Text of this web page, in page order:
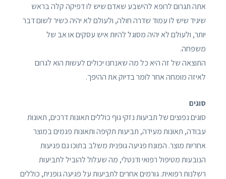
אתה תגרום לרופא להישבע שאדם שיש לו דפיקה קלה בראש
שיגיד שיש לו עמוד שדרה חולה, ולעולם לא יהיה כשיר לשום דבר
יותר, ולעולם לא יהיה מסוגל להיות איש עסקים או אב של
משפחה.
התוצאה של זה היא כל מה שאנחנו יכולים לעשות הוא לגרום
לאיזה מומחה אחר לומר בדיוק את ההיפך.
סוגים
סוגים נפוצים של תביעות נזקי גוף כוללים תאונות דרכים, תאונות
עבודה, תאונות מעידה, תביעות תקיפה ותאונות פגמים במוצר
אחריות מוצר. המונח פגיעה גופנית משלב בתוכו גם פגיעות
הנובעות מטיפול רפואי ודנטלי, מה שעלול להוביל לתביעות
רשלנות רפואית. גורמים אחרים לתביעות על פגיעה גופנית, כוללים